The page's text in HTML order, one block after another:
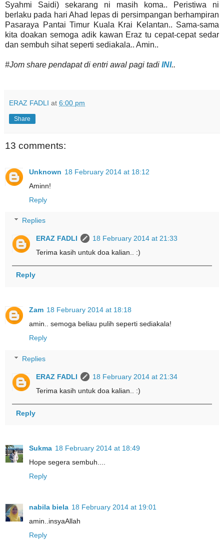
Syahmi Saidi) sekarang ni masih koma.. Peristiwa ni
berlaku pada hari Ahad lepas di persimpangan berhampiran
Pasaraya Pantai Timur Kuala Krai Kelantan.. Sama-sama
kita doakan semoga adik kawan Eraz tu cepat-cepat sedar
dan sembuh sihat seperti sediakala.. Amin..
#Jom share pendapat di entri awal pagi tadi INI..
ERAZ FADLI at 6:00 pm
Share
13 comments:
Unknown 18 February 2014 at 18:12
Aminn!
Reply
Replies
ERAZ FADLI
18 February 2014 at 21:33
Terima kasih untuk doa kalian.. :)
Reply
Zam 18 February 2014 at 18:18
amin.. semoga beliau pulih seperti sediakala!
Reply
Replies
ERAZ FADLI
18 February 2014 at 21:34
Terima kasih untuk doa kalian.. :)
Reply
Sukma 18 February 2014 at 18:49
Hope segera sembuh....
Reply
nabila biela 18 February 2014 at 19:01
amin..insyaAllah
Reply